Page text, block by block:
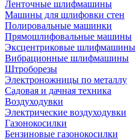
Ленточные шлифмашины
Машины для шлифовки стен
Полировальные машинки
Прямошлифовальные машины
Эксцентриковые шлифмашины
Вибрационные шлифмашины
Штроборезы
Электроножницы по металлу
Садовая и дачная техника
Воздуходувки
Электрические воздуходувки
Газонокосилки
Бензиновые газонокосилки